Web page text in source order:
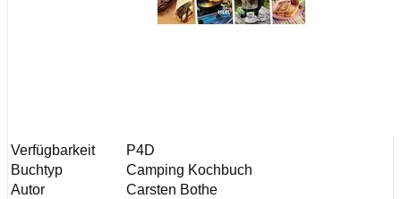
Verfügbarkeit
P4D
Buchtyp
Camping Kochbuch
Autor
Carsten Bothe